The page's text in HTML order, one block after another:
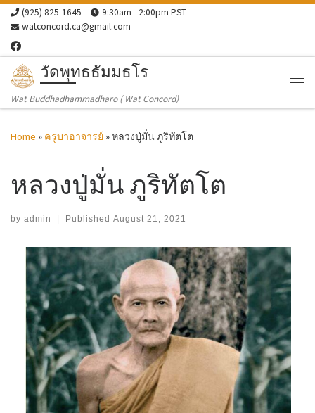
Skip to content
(925) 825-1645
9:30am - 2:00pm PST
watconcord.ca@gmail.com
วัดพุทธธัมมธโร
Wat Buddhadhammadharo ( Wat Concord)
Home » ครูบาอาจารย์»หลวงปู่มั่น ภูริทัตโต
หลวงปู่มั่น ภูริทัตโต
by admin | Published August 21, 2021